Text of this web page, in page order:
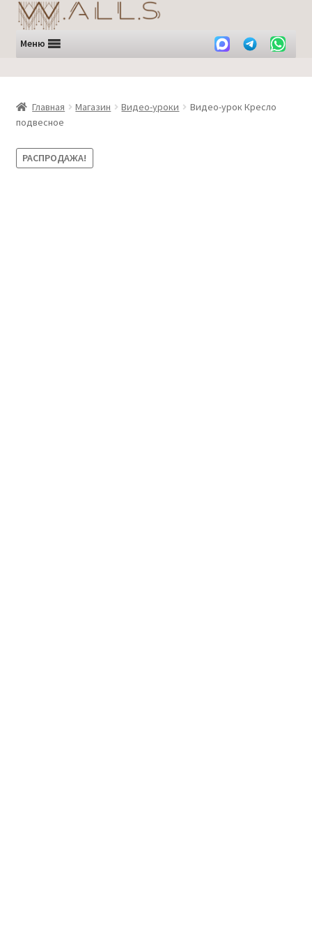
Перейти
к
навигации
Перейти
к
содержимому
Меню
Главная Магазин Видео-уроки
Видео-урок Кресло
подвесное
РАСПРОДАЖА!